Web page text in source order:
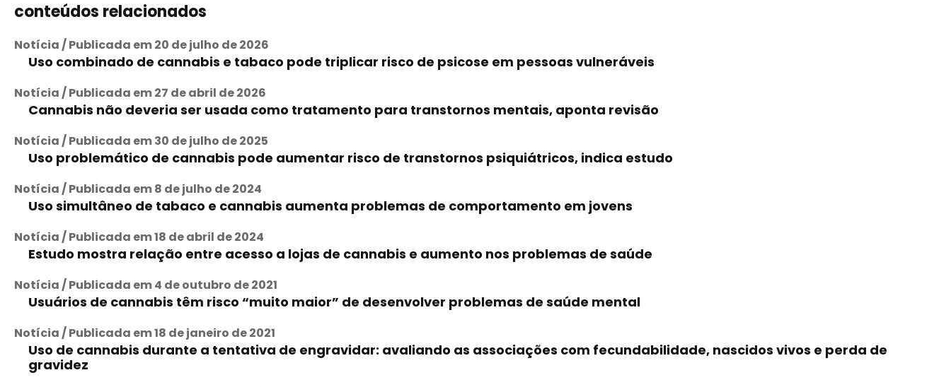
conteúdos relacionados
Notícia / Publicada em 20 de julho de 2026
Uso combinado de cannabis e tabaco pode triplicar risco de psicose em pessoas vulneráveis
Notícia / Publicada em 27 de abril de 2026
Cannabis não deveria ser usada como tratamento para transtornos mentais, aponta revisão
Notícia / Publicada em 30 de julho de 2025
Uso problemático de cannabis pode aumentar risco de transtornos psiquiátricos, indica estudo
Notícia / Publicada em 8 de julho de 2024
Uso simultâneo de tabaco e cannabis aumenta problemas de comportamento em jovens
Notícia / Publicada em 18 de abril de 2024
Estudo mostra relação entre acesso a lojas de cannabis e aumento nos problemas de saúde
Notícia / Publicada em 4 de outubro de 2021
Usuários de cannabis têm risco “muito maior” de desenvolver problemas de saúde mental
Notícia / Publicada em 18 de janeiro de 2021
Uso de cannabis durante a tentativa de engravidar: avaliando as associações com fecundabilidade, nascidos vivos e perda de
gravidez